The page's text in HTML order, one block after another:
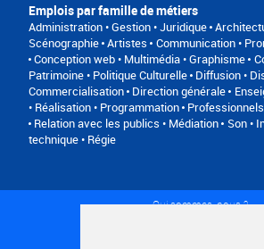
Emplois par famille de métiers
Administration • Gestion • Juridique
Scénographie Artistes
Communication •
Conception web • Multimédia • Graphisme
Patrimoine • Politique Culturelle Diffusion •
Commercialisation Direction générale
• Réalisation • Programmation
Relation avec les publics • Médiation
Son •
technique • Régie
Qui sommes-nous ?